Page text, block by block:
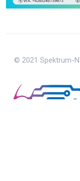
© 2021 Spektrum-